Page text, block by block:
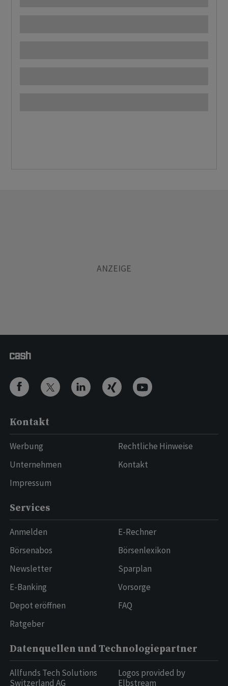
Kontakt
Werbung
Unternehmen
Impressum
Rechtliche Hinweise
Kontakt
Services
Anmelden
Börsenabos
Newsletter
E-Banking
Depot eröffnen
Ratgeber
E-Rechner
Börsenlexikon
Sparplan
Vorsorge
FAQ
Datenquellen und Technologiepartner
Allfunds Tech Solutions
Switzerland AG
Logos provided by
Elbstream